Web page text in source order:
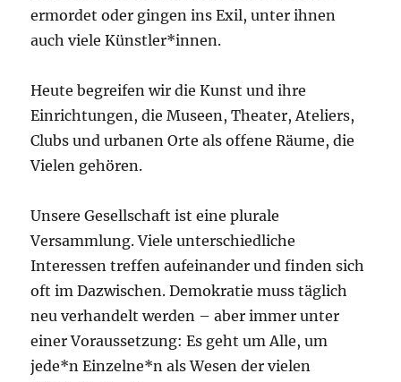
ermordet oder gingen ins Exil, unter ihnen
auch viele Künstler*innen.
Heute begreifen wir die Kunst und ihre
Einrichtungen, die Museen, Theater, Ateliers,
Clubs und urbanen Orte als offene Räume, die
Vielen gehören.
Unsere Gesellschaft ist eine plurale
Versammlung. Viele unterschiedliche
Interessen treffen aufeinander und finden sich
oft im Dazwischen. Demokratie muss täglich
neu verhandelt werden – aber immer unter
einer Voraussetzung: Es geht um Alle, um
jede*n Einzelne*n als Wesen der vielen